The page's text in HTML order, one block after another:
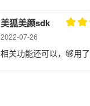
美狐美颜sdk
2022-07-26
相关功能还可以，够用了